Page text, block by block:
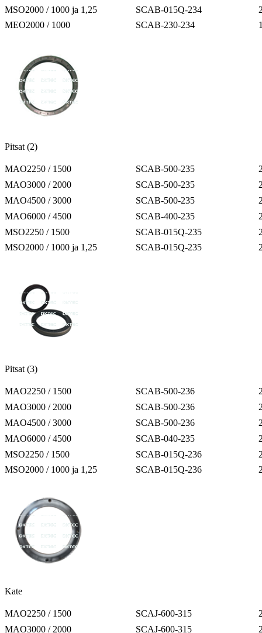
MSO2000 / 1000 ja 1,25
SCAB-015Q-234
MEO2000 / 1000
SCAB-230-234
Pitsat (2)
MAO2250 / 1500 SCAB-500-235
MAO3000 / 2000
SCAB-500-235
MAO4500 / 3000
SCAB-500-235
MAO6000 / 4500
SCAB-400-235
MSO2250 / 1500
SCAB-015Q-235
MSO2000 / 1000 ja 1,25
SCAB-015Q-235
Pitsat (3)
MAO2250 / 1500 SCAB-500-236
MAO3000 / 2000
SCAB-500-236
MAO4500 / 3000
SCAB-500-236
MAO6000 / 4500
SCAB-040-235
MSO2250 / 1500
SCAB-015Q-236
MSO2000 / 1000 ja 1,25
SCAB-015Q-236
Kate
MAO2250 / 1500 SCAJ-600-315
MAO3000 / 2000
SCAJ-600-315